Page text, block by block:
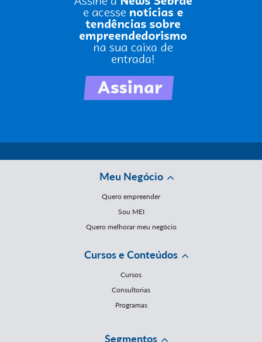
Meu Negócio
Quero empreender
Sou MEI
Quero melhorar meu negócio
Cursos e Conteúdos
Cursos
Consultorias
Programas
Segmentos